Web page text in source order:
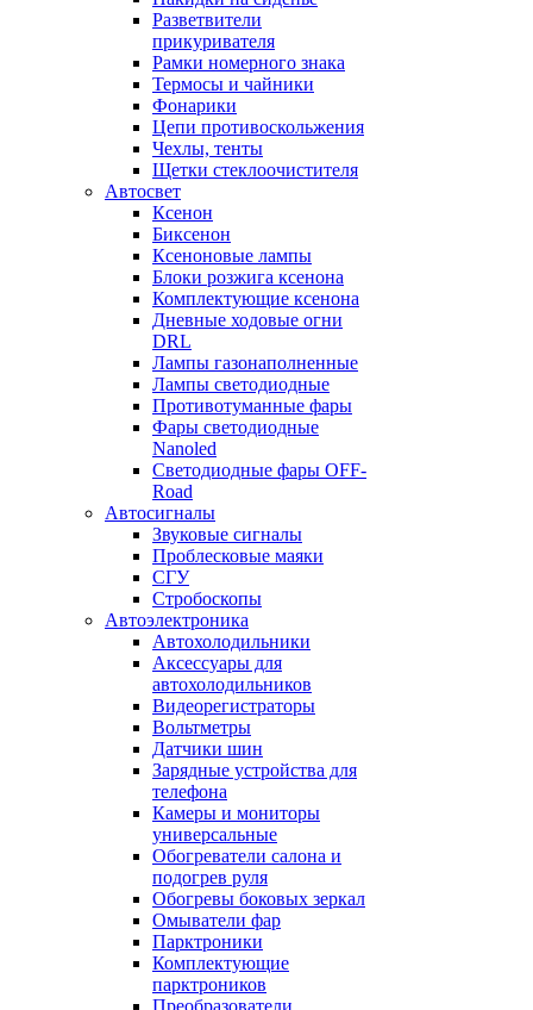
Разветвители
прикуривателя
Рамки номерного знака
Термосы и чайники
Фонарики
Цепи противоскольжения
Чехлы, тенты
Щетки стеклоочистителя
Автосвет
Ксенон
Биксенон
Ксеноновые лампы
Блоки розжига ксенона
Комплектующие ксенона
Дневные ходовые огни
DRL
Лампы газонаполненные
Лампы светодиодные
Противотуманные фары
Фары светодиодные
Nanoled
Светодиодные фары OFF-
Road
Автосигналы
Звуковые сигналы
Проблесковые маяки
СГУ
Стробоскопы
Автоэлектроника
Автохолодильники
Аксессуары для
автохолодильников
Видеорегистраторы
Вольтметры
Датчики шин
Зарядные устройства для
телефона
Камеры и мониторы
универсальные
Обогреватели салона и
подогрев руля
Обогревы боковых зеркал
Омыватели фар
Парктроники
Комплектующие
парктроников
Преобразователи